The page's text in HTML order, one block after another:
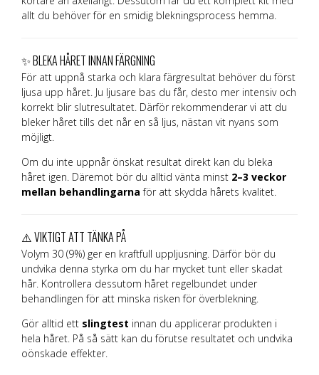
allt du behöver för en smidig blekningsprocess hemma.
✨ BLEKA HÅRET INNAN FÄRGNING
För att uppnå starka och klara färgresultat behöver du först
ljusa upp håret. Ju ljusare bas du får, desto mer intensiv och
korrekt blir slutresultatet. Därför rekommenderar vi att du
bleker håret tills det når en så ljus, nästan vit nyans som
möjligt.
Om du inte uppnår önskat resultat direkt kan du bleka
håret igen. Däremot bör du alltid vänta minst 2–3 veckor
mellan behandlingarna för att skydda hårets kvalitet.
⚠️ VIKTIGT ATT TÄNKA PÅ
Volym 30 (9%) ger en kraftfull uppljusning. Därför bör du
undvika denna styrka om du har mycket tunt eller skadat
hår. Kontrollera dessutom håret regelbundet under
behandlingen för att minska risken för överblekning.
Gör alltid ett slingtest innan du applicerar produkten i
hela håret. På så sätt kan du förutse resultatet och undvika
oönskade effekter.